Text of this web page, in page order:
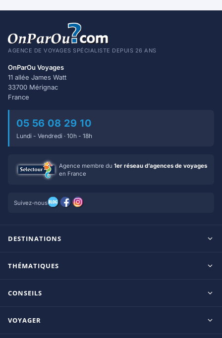
AGENCE DE VOYAGES SPÉCIALISTE DEPUIS 26 ANS
OnParOu Voyages
11 allée James Watt
33700 Mérignac
France
05 56 08 29 10
Lundi - Vendredi · 10h - 18h
Agence membre du 1er réseau d’agences de voyages
en France
Suivez-nous
DESTINATIONS
Ile Maurice
République Dominicaine
THÉMATIQUES
Adultes uniquement
CONSEILS
VOYAGER